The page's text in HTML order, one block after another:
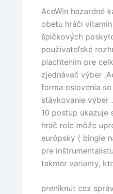
AceWin hazardné
obetu hráči
špičkových
používateľské
plachtením pre
zjednávač výber
forma oslovenia
stávkovanie výber
10 postup ukazuje
hráč role môže
európsky ( bingle
pre
takmer varianty,
preniknúť cez